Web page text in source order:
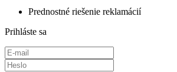
Prednostné riešenie reklamácií
Prihláste sa